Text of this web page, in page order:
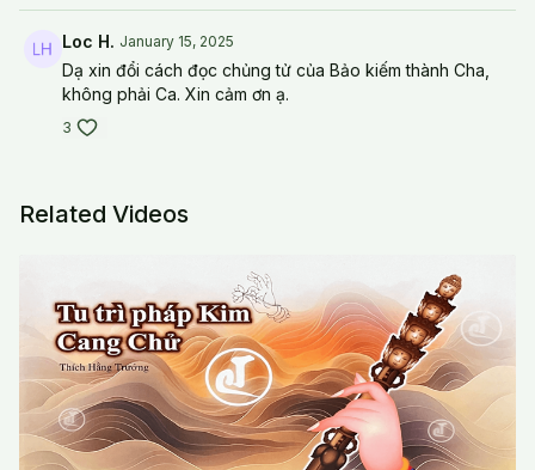
Loc H. January 15, 2025
Dạ xin đổi cách đọc chủng tử của Bảo kiếm thành Cha,
không phải Ca. Xin cảm ơn ạ.
3
Related Videos